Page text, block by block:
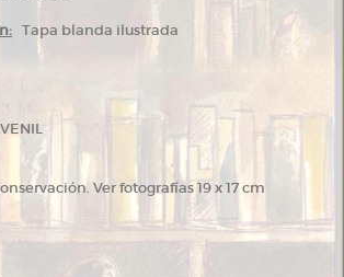
Tapa blanda ilustrada
Ver fotografías 19 x 17 cm